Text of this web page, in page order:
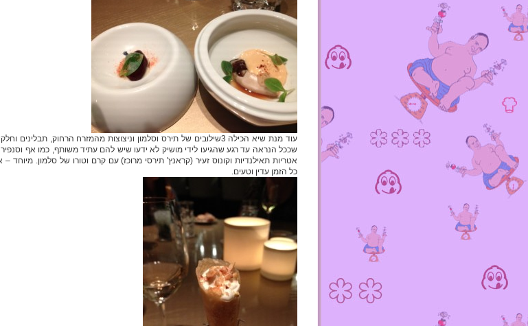
עוד מנת שיא הכילה 3שילובים של תירס וסלמון וניצוצות מהמזרח הרחוק, תבלינים
שככל הנראה עד רגע שהגיעו לידי מושיק לא ידעו שיש להם עתיד משותף, כמו אף
אטריות תאילנדיות וקונוס זעיר (קראנץ' תירסי מרוכז) עם קרם וטורו של סלמון. מיוחד –
כל הזמן עדין וטעים.